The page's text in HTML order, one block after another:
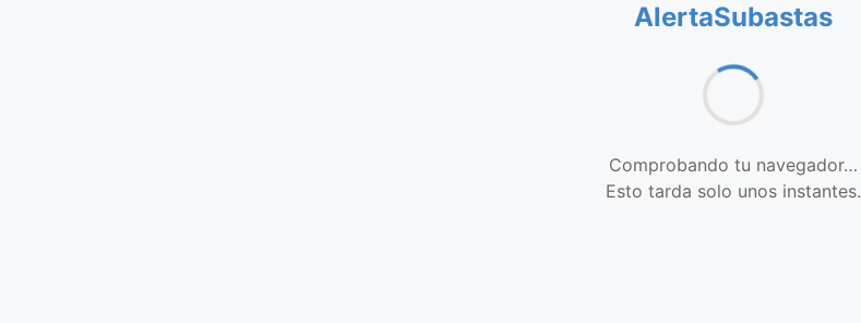
AlertaSubastas
Comprobando tu navegador…
Esto tarda solo unos instantes.